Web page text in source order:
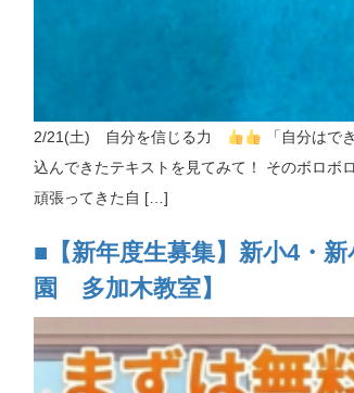
2/21(土) 自分を信じる力
「自分はで
込んできたテキストを見てみて！ そのボロボ
頑張ってきた自 […]
■【新年度生募集】新小4・
園 多加木教室】